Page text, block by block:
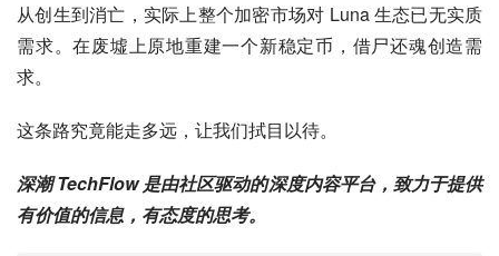
从创生到消亡，实际上整个加密市场对 Luna 生态已无实质
需求。在废墟上原地重建一个新稳定币，借尸还魂创造需
求。
这条路究竟能走多远，让我们拭目以待。
深潮 TechFlow 是由社区驱动的深度内容平台，致力于提供
有价值的信息，有态度的思考。